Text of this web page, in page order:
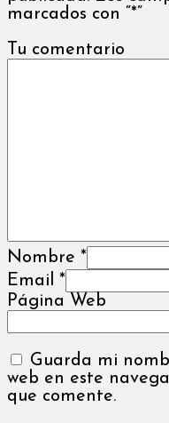
marcados con “*”
Tu comentario
Nombre *
Email *
Página Web
Guarda mi
web en este
que comente.